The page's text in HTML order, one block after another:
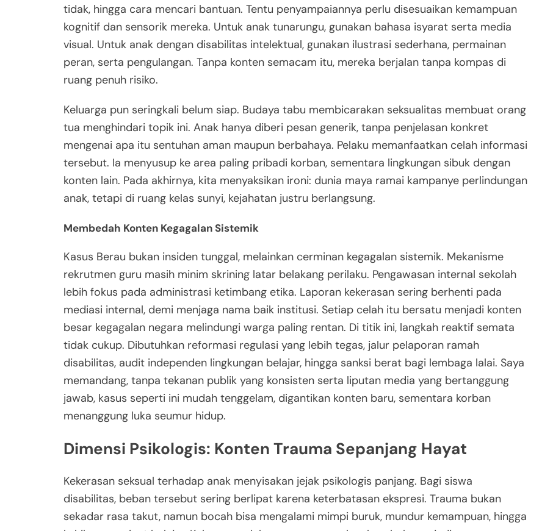
tidak, hingga cara mencari bantuan. Tentu penyampaiannya perlu disesuaikan kemampuan
kognitif dan sensorik mereka. Untuk anak tunarungu, gunakan bahasa isyarat serta media
visual. Untuk anak dengan disabilitas intelektual, gunakan ilustrasi sederhana, permainan
peran, serta pengulangan. Tanpa konten semacam itu, mereka berjalan tanpa kompas di
ruang penuh risiko.
Keluarga pun seringkali belum siap. Budaya tabu membicarakan seksualitas membuat orang
tua menghindari topik ini. Anak hanya diberi pesan generik, tanpa penjelasan konkret
mengenai apa itu sentuhan aman maupun berbahaya. Pelaku memanfaatkan celah informasi
tersebut. Ia menyusup ke area paling pribadi korban, sementara lingkungan sibuk dengan
konten lain. Pada akhirnya, kita menyaksikan ironi: dunia maya ramai kampanye perlindungan
anak, tetapi di ruang kelas sunyi, kejahatan justru berlangsung.
Membedah Konten Kegagalan Sistemik
Kasus Berau bukan insiden tunggal, melainkan cerminan kegagalan sistemik. Mekanisme
rekrutmen guru masih minim skrining latar belakang perilaku. Pengawasan internal sekolah
lebih fokus pada administrasi ketimbang etika. Laporan kekerasan sering berhenti pada
mediasi internal, demi menjaga nama baik institusi. Setiap celah itu bersatu menjadi konten
besar kegagalan negara melindungi warga paling rentan. Di titik ini, langkah reaktif semata
tidak cukup. Dibutuhkan reformasi regulasi yang lebih tegas, jalur pelaporan ramah
disabilitas, audit independen lingkungan belajar, hingga sanksi berat bagi lembaga lalai. Saya
memandang, tanpa tekanan publik yang konsisten serta liputan media yang bertanggung
jawab, kasus seperti ini mudah tenggelam, digantikan konten baru, sementara korban
menanggung luka seumur hidup.
Dimensi Psikologis: Konten Trauma Sepanjang Hayat
Kekerasan seksual terhadap anak menyisakan jejak psikologis panjang. Bagi siswa
disabilitas, beban tersebut sering berlipat karena keterbatasan ekspresi. Trauma bukan
sekadar rasa takut, namun bocah bisa mengalami mimpi buruk, mundur kemampuan, hingga